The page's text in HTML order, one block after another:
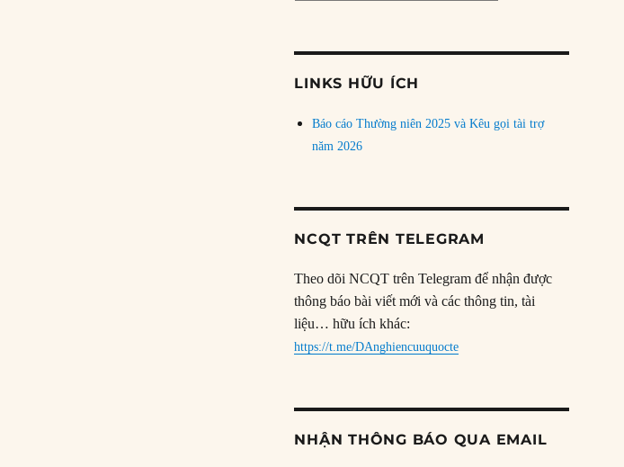
LINKS HỮU ÍCH
Báo cáo Thường niên 2025 và Kêu gọi tài trợ
năm 2026
NCQT TRÊN TELEGRAM
Theo dõi NCQT trên Telegram để nhận được
thông báo bài viết mới và các thông tin, tài
liệu… hữu ích khác:
https://t.me/DAnghiencuuquocte
NHẬN THÔNG BÁO QUA EMAIL